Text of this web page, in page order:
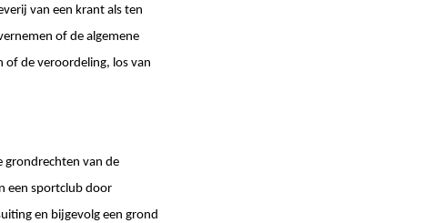
van een krant als ten
of de algemene
of de veroordeling, los van
grondrechten van de
een sportclub door
en bijgevolg een grond